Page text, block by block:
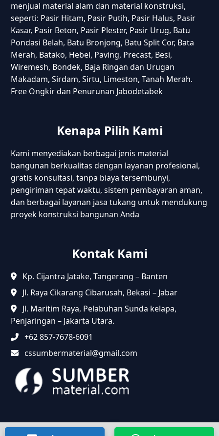
menjual material alam dan material konstruksi,
seperti: Pasir Hitam, Pasir Putih, Pasir Halus, Pasir
Kasar, Pasir Beton, Pasir Plester, Pasir Urug, Batu
Pondasi Belah, Batu Bronjong, Batu Split Cor, Bata
Merah, Batako, Hebel, Paving, Precast, Besi,
Wiremesh, Bondek, Baja Ringan dan Urugan
Makadam, Sirdam, Sirtu, Limeston, Tanah Merah.
Free Ongkir dan Penurunan Jabodetabek
Kenapa Pilih Kami
Kami menyediakan berbagai jenis material
bangunan berkualitas dengan layanan profesional,
gratis konsultasi, tanpa biaya tersembunyi,
pengiriman tepat waktu, sistem pembayaran aman,
dan berbagai layanan jasa tukang untuk mendukung
proyek konstruksi bangunan Anda
Kontak Kami
Kp. Cijantra Jatake, Tangerang – Banten
Jl. Raya Cikarang Cibarusah, Bekasi – Jabar
Jl. Maritim Raya, Pelabuhan Sunda kelapa,
Penjaringan – Jakarta Utara.
+62 857-7678-6091
cssumbermaterial@gmail.com
@2024 Sumbermaterial.com. Semua Hak Dilindungi.